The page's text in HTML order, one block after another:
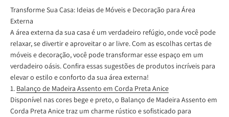
Transforme Sua Casa: Ideias de Móveis e Decoração para Área
Externa
A área externa da sua casa é um verdadeiro refúgio, onde você pode
relaxar, se divertir e aproveitar o ar livre. Com as escolhas certas de
móveis e decoração, você pode transformar esse espaço em um
verdadeiro oásis. Confira essas sugestões de produtos incríveis para
elevar o estilo e conforto da sua área externa!
1. Balanço de Madeira Assento em Corda Preta Anice
Disponível nas cores bege e preto, o Balanço de Madeira Assento em
Corda Preta Anice traz um charme rústico e sofisticado para